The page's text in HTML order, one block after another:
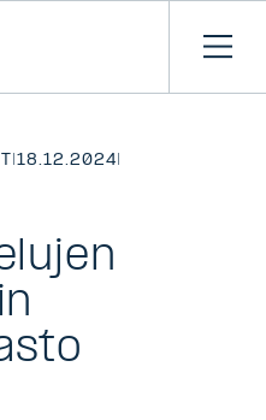
Avaa
|18.12.2024|